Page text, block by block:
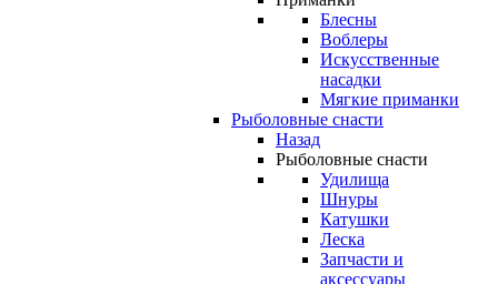
Блесны
Воблеры
Искусственные
насадки
Мягкие приманки
Рыболовные снасти
Назад
Рыболовные снасти
Удилища
Шнуры
Катушки
Леска
Запчасти и
аксессуары